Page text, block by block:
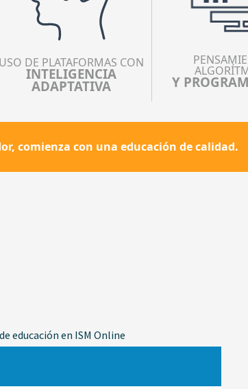
USO DE PLATAFORMAS CON
INTELIGENCIA
ADAPTATIVA Y
comienza con una educación de calidad.
educación en ISM Online